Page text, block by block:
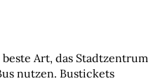
Art, das Stadtzentrum
nutzen. Bustickets